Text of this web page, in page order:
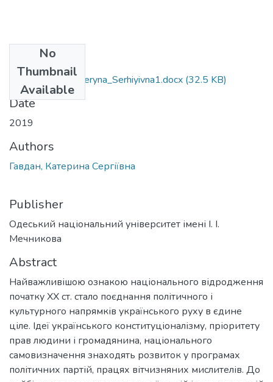
No
Thumbnail
Available
061_Havdan_Kateryna_Serhiyivna1.docx (32.5 KB)
Date
2019
Authors
Гавдан, Катерина Сергіївна
Publisher
Одеський національний університет імені І. І.
Мечникова
Abstract
Найважливішою ознакою національного відродження
початку ХХ ст. стало поєднання політичного і
культурного напрямків українського руху в єдине
ціле. Ідеї українського конституціоналізму, пріоритету
прав людини і громадянина, національного
самовизначення знаходять розвиток у програмах
політичних партій, працях вітчизняних мислителів. До